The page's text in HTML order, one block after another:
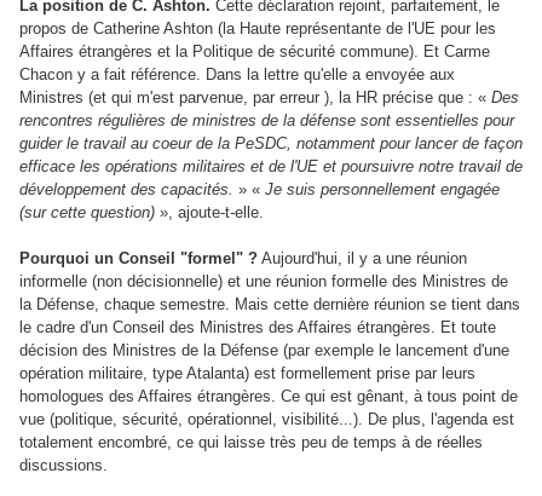
La position de C. Ashton. Cette déclaration rejoint, parfaitement, le
propos de Catherine Ashton (la Haute représentante de l'UE pour les
Affaires étrangères et la Politique de sécurité commune). Et Carme
Chacon y a fait référence. Dans la lettre qu'elle a envoyée aux
Ministres (et qui m'est parvenue, par erreur ), la HR précise que : « Des
rencontres régulières de ministres de la défense sont essentielles pour
guider le travail au coeur de la PeSDC, notamment pour lancer de façon
efficace les opérations militaires et de l'UE et poursuivre notre travail de
développement des capacités. » « Je suis personnellement engagée
(sur cette question) », ajoute-t-elle.
Pourquoi un Conseil "formel" ? Aujourd'hui, il y a une réunion
informelle (non décisionnelle) et une réunion formelle des Ministres de
la Défense, chaque semestre. Mais cette dernière réunion se tient dans
le cadre d'un Conseil des Ministres des Affaires étrangères. Et toute
décision des Ministres de la Défense (par exemple le lancement d'une
opération militaire, type Atalanta) est formellement prise par leurs
homologues des Affaires étrangères. Ce qui est gênant, à tous point de
vue (politique, sécurité, opérationnel, visibilité...). De plus, l'agenda est
totalement encombré, ce qui laisse très peu de temps à de réelles
discussions.